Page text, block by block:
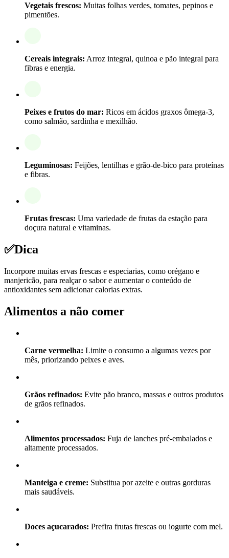
Vegetais frescos: Muitas folhas verdes, tomates, pepinos e
pimentões.
Cereais integrais: Arroz integral, quinoa e pão integral para
fibras e energia.
Peixes e frutos do mar: Ricos em ácidos graxos ômega-3,
como salmão, sardinha e mexilhão.
Leguminosas: Feijões, lentilhas e grão-de-bico para proteínas
e fibras.
Frutas frescas: Uma variedade de frutas da estação para
doçura natural e vitaminas.
✅Dica
Incorpore muitas ervas frescas e especiarias, como orégano e
manjericão, para realçar o sabor e aumentar o conteúdo de
antioxidantes sem adicionar calorias extras.
Alimentos a não comer
Carne vermelha: Limite o consumo a algumas vezes por
mês, priorizando peixes e aves.
Grãos refinados: Evite pão branco, massas e outros produtos
de grãos refinados.
Alimentos processados: Fuja de lanches pré-embalados e
altamente processados.
Manteiga e creme: Substitua por azeite e outras gorduras
mais saudáveis.
Doces açucarados: Prefira frutas frescas ou iogurte com mel.